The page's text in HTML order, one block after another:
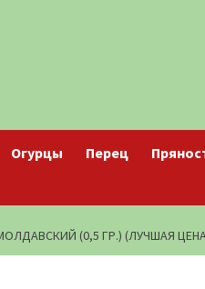
Огурцы Перец
(0,5 ГР.) (ЛУЧШАЯ